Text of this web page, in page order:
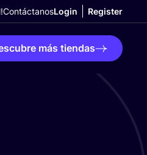
ContáctanosLogin Register
más tiendas